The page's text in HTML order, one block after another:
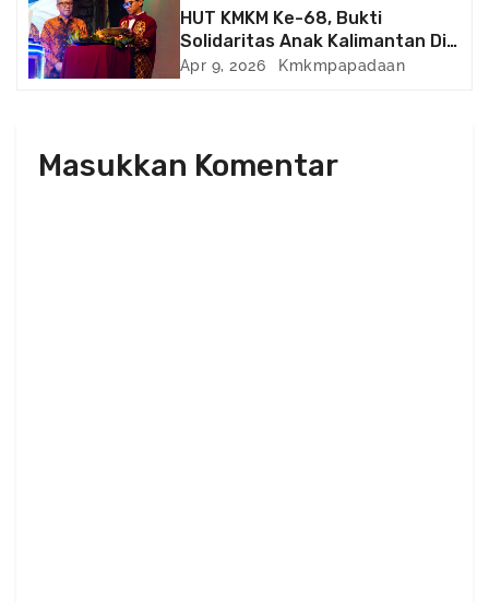
a
t
o
HUT KMKM Ke-68, Bukti
Solidaritas Anak Kalimantan Di
Negeri Perantauan
Apr 9, 2026 Kmkmpapadaan
Masukkan Komentar